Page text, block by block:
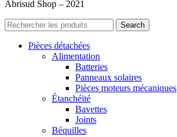
Abrisud Shop – 2021
Search
Pièces détachées
Alimentation
Batteries
Panneaux solaires
Pièces moteurs mécaniques
Étanchéité
Bavettes
Joints
Béquilles